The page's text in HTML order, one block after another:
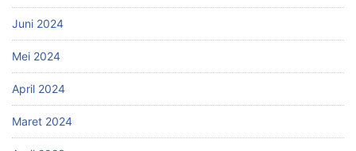
Juni 2024
Mei 2024
April 2024
Maret 2024